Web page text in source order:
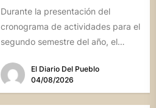
Durante la presentación del
cronograma de actividades para el
segundo semestre del año, el
el estado...El Diario Del Pueblo
04/08/2026